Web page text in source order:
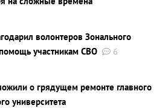
волонтеров Зонального
участникам СВО
6
о грядущем ремонте главного
университета